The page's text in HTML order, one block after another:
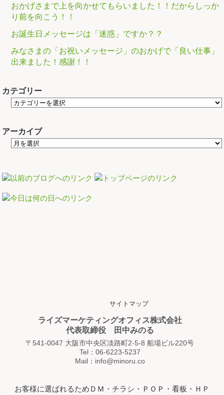
おかげさまで上を向かせてもらいました！！だからしっか
り前を向こう！！
お誕生日メッセージは「迷惑」ですか？？
みなさまの「お祝いメッセージ」のおかげで「良い仕事」
出来ました！感謝！！
カテゴリー
アーカイブ
サイトマップ
ライズマーケティングオフィス株式会社
代表取締役 田中みのる
〒541-0047 大阪市中央区淡路町2-5-8 船場ビル220号
Tel：06-6223-5237
Mail：info@minoru.co
お客様に選ばれるためＤＭ・チラシ・ＰＯＰ・看板・ＨＰ